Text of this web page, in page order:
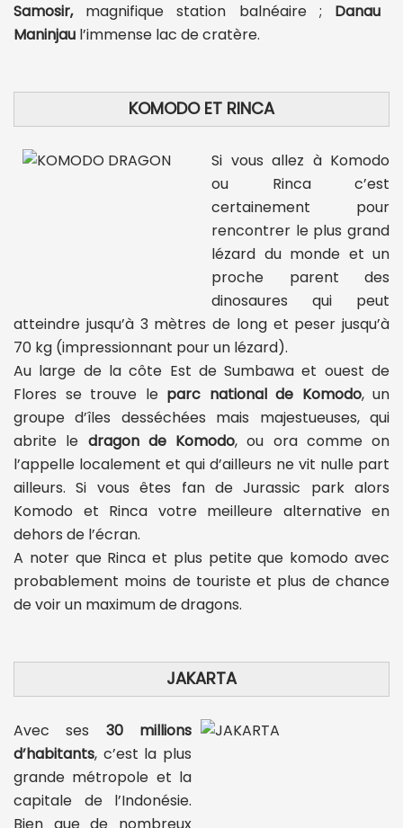
Samosir,magnifique station balnéaire ; Danau
Maninjau l’immense lac de cratère.
KOMODO ET RINCA
Si vous allez à Komodo
ou Rinca c’est
certainement pour
rencontrer le plus grand
lézard du monde et un
proche parent des
dinosaures qui peut
atteindre jusqu’à 3 mètres de long et peser jusqu’à
70 kg (impressionnant pour un lézard).
Au large de la côte Est de Sumbawa et ouest de
Flores se trouve le parc national de Komodo, un
groupe d’îles desséchées mais majestueuses, qui
abrite le dragon de Komodo, ou ora comme on
l’appelle localement et qui d’ailleurs ne vit nulle part
ailleurs. Si vous êtes fan de Jurassic park alors
Komodo et Rinca votre meilleure alternative en
dehors de l’écran.
A noter que Rinca et plus petite que komodo avec
probablement moins de touriste et plus de chance
de voir un maximum de dragons.
JAKARTA
Avec ses 30 millions
d’habitants, c’est la plus
grande métropole et la
capitale de l’Indonésie.